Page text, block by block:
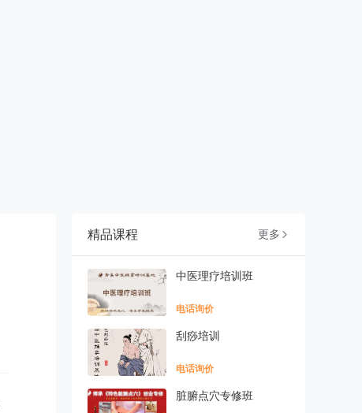
精品课程 更多 
中医理疗培训班
电话询价
刮痧培训
电话询价
脏腑点穴专修班